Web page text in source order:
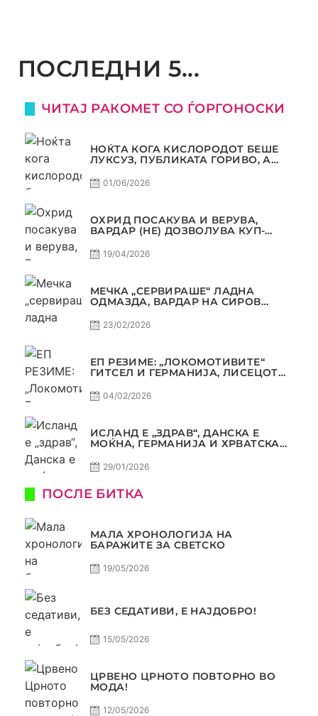
ПОСЛЕДНИ 5...
ЧИТАЈ РАКОМЕТ СО ЃОРГОНОСКИ
НОЌТА КОГА КИСЛОРОДОТ БЕШЕ
ЛУКСУЗ, ПУБЛИКАТА ГОРИВО, А
01/06/2026
ОХРИД ПОСАКУВА И ВЕРУВА,
ВАРДАР (НЕ) ДОЗВОЛУВА КУП-
19/04/2026
МЕЧКА „СЕРВИРАШЕ“ ЛАДНА
ОДМАЗДА, ВАРДАР НА СИРОВ
АВТОКОМАНДА
23/02/2026
ЕП РЕЗИМЕ: „ЛОКОМОТИВИТЕ“
ГИТСЕЛ И ГЕРМАНИЈА, ЛИСЕЦОТ
04/02/2026
ИСЛАНД Е „ЗДРАВ“, ДАНСКА Е
МОЌНА, ГЕРМАНИЈА И ХРВАТСКА
29/01/2026
ПОСЛЕ БИТКА
МАЛА ХРОНОЛОГИЈА НА
БАРАЖИТЕ ЗА СВЕТСКО
19/05/2026
БЕЗ СЕДАТИВИ, Е НАЈДОБРО!
15/05/2026
ЦРВЕНО ЦРНОТО ПОВТОРНО ВО
МОДА!
12/05/2026